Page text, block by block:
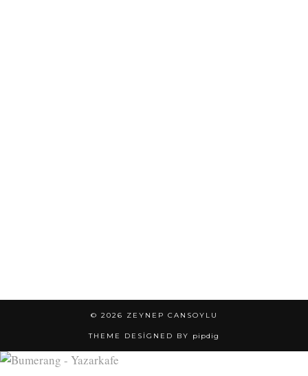
© 2026 ZEYNEP CANSOYLU
THEME DESIGNED BY pipdig